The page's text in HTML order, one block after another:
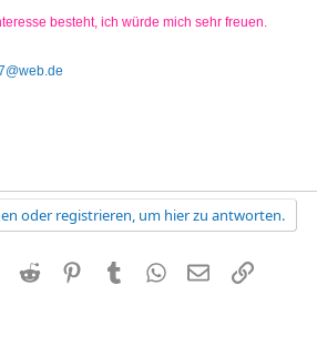
besteht, ich würde mich sehr freuen.
oder registrieren, um hier zu antworten.
Reddit PinterestTumblr WhatsApp
E-MailLink